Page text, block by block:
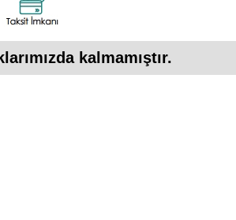
kalmamıştır.